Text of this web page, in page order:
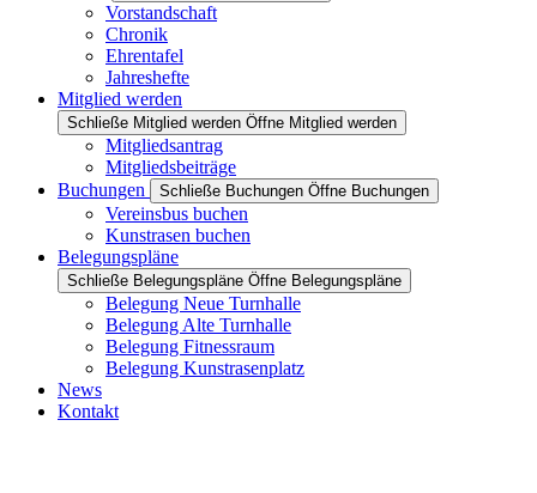
Vorstandschaft
Chronik
Ehrentafel
Jahreshefte
Mitglied werden
Schließe Mitglied werden Öffne Mitglied werden
Mitgliedsantrag
Mitgliedsbeiträge
Buchungen
Schließe Buchungen Öffne Buchungen
Vereinsbus buchen
Kunstrasen buchen
Belegungspläne
Schließe Belegungspläne Öffne Belegungspläne
Belegung Neue Turnhalle
Belegung Alte Turnhalle
Belegung Fitnessraum
Belegung Kunstrasenplatz
News
Kontakt